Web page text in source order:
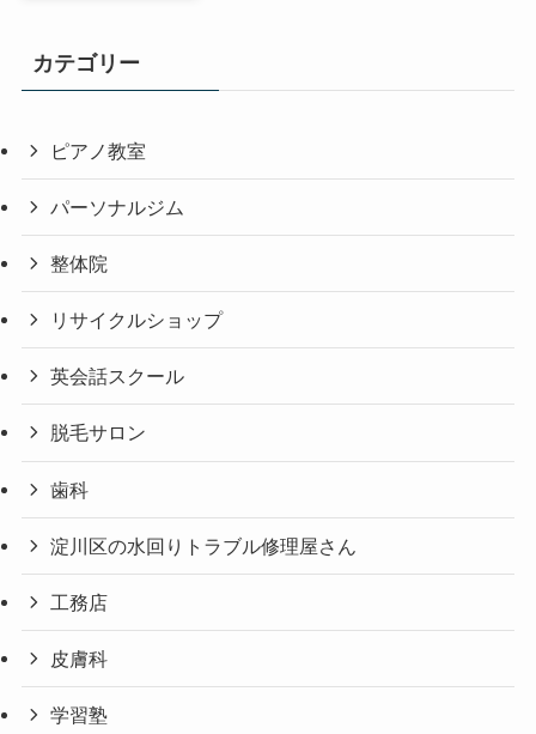
カテゴリー
ピアノ教室
パーソナルジム
整体院
リサイクルショップ
英会話スクール
脱毛サロン
歯科
淀川区の水回りトラブル修理屋さん
工務店
皮膚科
学習塾